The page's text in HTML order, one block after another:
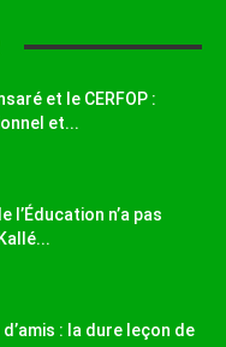
et le CERFOP :
et...
l’Éducation n’a pas
d’amis : la dure leçon de